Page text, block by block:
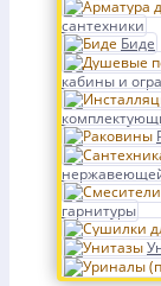
сантехники
Биде
кабины и
гарнитуры